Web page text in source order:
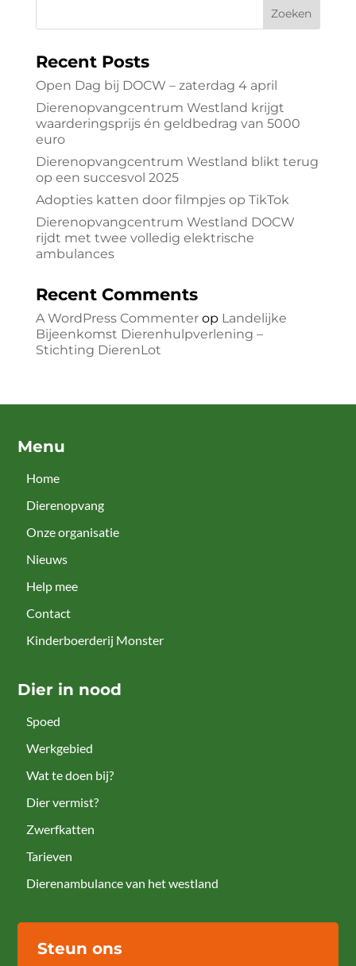
Zoeken
Recent Posts
Open Dag bij DOCW – zaterdag 4 april
Dierenopvangcentrum Westland krijgt
waarderingsprijs én geldbedrag van 5000
euro
Dierenopvangcentrum Westland blikt terug
op een succesvol 2025
Adopties katten door filmpjes op TikTok
Dierenopvangcentrum Westland DOCW
rijdt met twee volledig elektrische
ambulances
Recent Comments
A WordPress Commenterop Landelijke
Bijeenkomst Dierenhulpverlening –
Stichting DierenLot
Menu
Home
Dierenopvang
Onze organisatie
Nieuws
Help mee
Contact
Kinderboerderij Monster
Dier in nood
Spoed
Werkgebied
Wat te doen bij?
Dier vermist?
Zwerfkatten
Tarieven
Dierenambulance van het westland
Steun ons